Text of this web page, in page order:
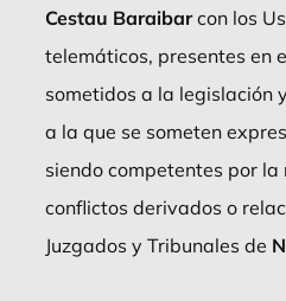
Cestau Baraibarcon los
telemáticos, presentes en
sometidos a la legislación
a la que se someten
siendo competentes por la
conflictos derivados o
Juzgados y Tribunales de